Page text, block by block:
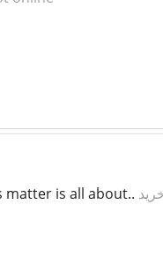
matter is all about..